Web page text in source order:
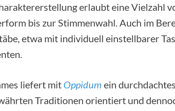
erlaubt eine Vielzahl
bis zur Stimmenwahl. Auch im
etwa mit individuell einstellbarer
liefert mit Oppidum ein
Traditionen orientiert und